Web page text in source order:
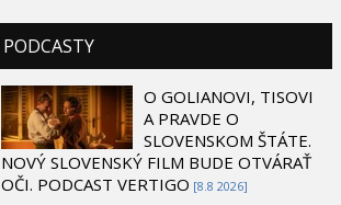
PODCASTY
O GOLIANOVI, TISOVI
A PRAVDE O
SLOVENSKOM ŠTÁTE.
NOVÝ SLOVENSKÝ FILM BUDE OTVÁRAŤ
OČI. PODCAST VERTIGO [8.8 2026]